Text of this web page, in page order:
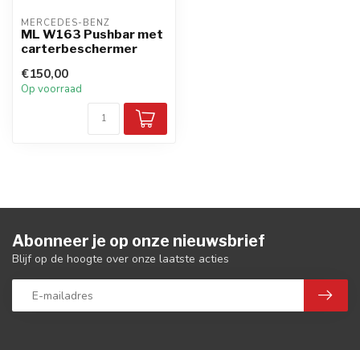
MERCEDES-BENZ
ML W163 Pushbar met
carterbeschermer
€150,00
Op voorraad
Abonneer je op onze nieuwsbrief
Blijf op de hoogte over onze laatste acties